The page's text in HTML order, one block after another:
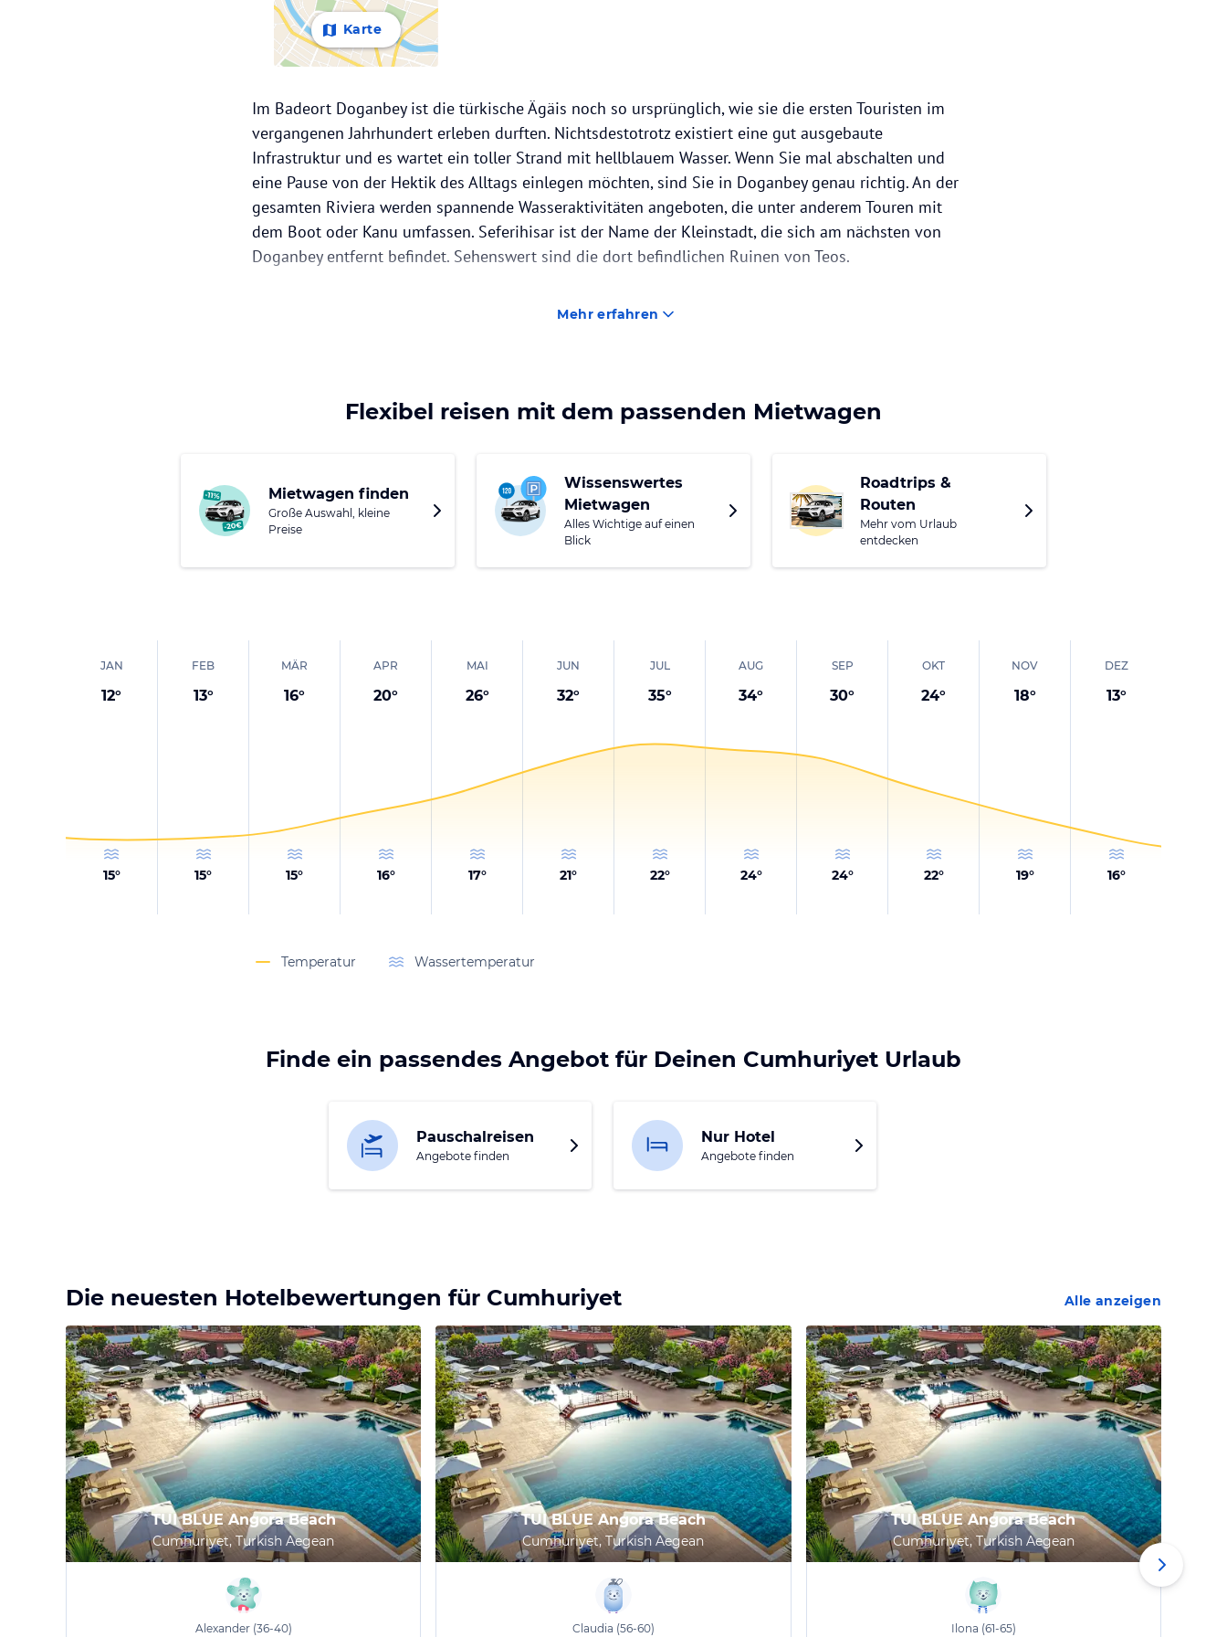
Karte
Im Badeort Doganbey ist die türkische Ägäis noch so ursprünglich, wie sie die ersten Touristen im
vergangenen Jahrhundert erleben durften. Nichtsdestotrotz existiert eine gut ausgebaute
Infrastruktur und es wartet ein toller Strand mit hellblauem Wasser. Wenn Sie mal abschalten und
eine Pause von der Hektik des Alltags einlegen möchten, sind Sie in Doganbey genau richtig. An der
gesamten Riviera werden spannende Wasseraktivitäten angeboten, die unter anderem Touren mit
dem Boot oder Kanu umfassen. Seferihisar ist der Name der Kleinstadt, die sich am nächsten von
Doganbey entfernt befindet. Sehenswert sind die dort befindlichen Ruinen von Teos.
Mehr erfahren
Flexibel reisen mit dem passenden Mietwagen
Mietwagen finden
Große Auswahl, kleine
Preise
Wissenswertes
Mietwagen
Alles Wichtige auf einen
Blick
Roadtrips &
Routen
Mehr vom Urlaub
entdecken
JAN
12°
15°
FEB
13°
15°
MÄR
16°
15°
APR
20°
16°
MAI
26°
17°
JUN
32°
21°
JUL
35°
22°
AUG
34°
24°
SEP
30°
24°
OKT
24°
22°
NOV
18°
19°
DEZ
13°
16°
Temperatur Wassertemperatur
Finde ein passendes Angebot für Deinen Cumhuriyet Urlaub
Pauschalreisen
Angebote finden
Nur Hotel
Angebote finden
Die neuesten Hotelbewertungen für Cumhuriyet Alle anzeigen
TUI BLUE Angora Beach
Cumhuriyet, Turkish Aegean
Alexander (36-40)
TUI BLUE Angora Beach
Cumhuriyet, Turkish Aegean
Claudia (56-60)
TUI BLUE Angora Beach
Cumhuriyet, Turkish Aegean
Ilona (61-65)